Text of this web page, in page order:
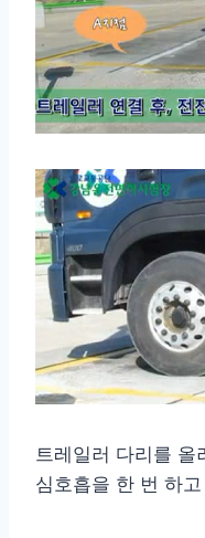
트레일러 다리를
심호흡을 한 번 하